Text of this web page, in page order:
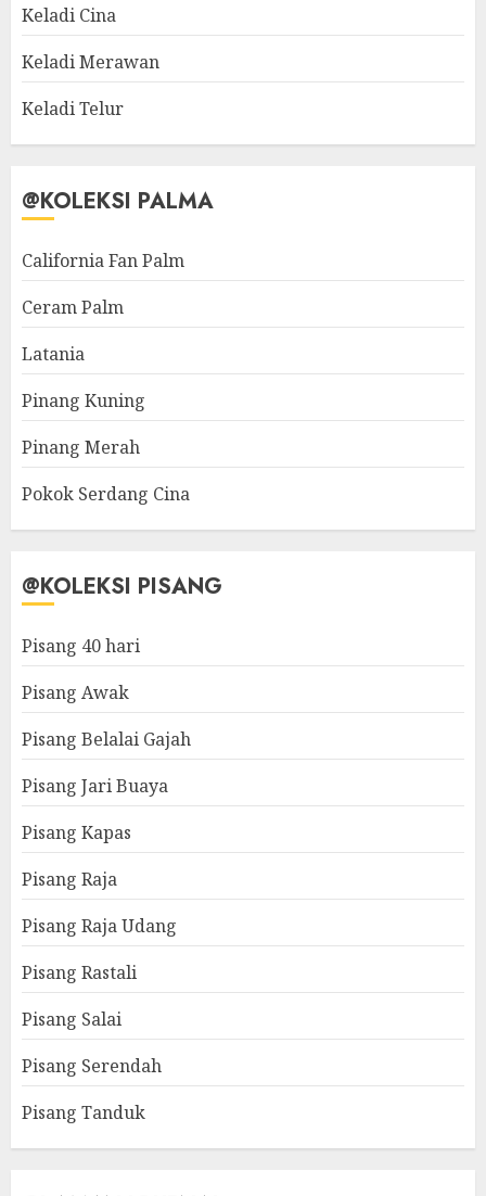
Keladi Cina
Keladi Merawan
Keladi Telur
@KOLEKSI PALMA
California Fan Palm
Ceram Palm
Latania
Pinang Kuning
Pinang Merah
Pokok Serdang Cina
@KOLEKSI PISANG
Pisang 40 hari
Pisang Awak
Pisang Belalai Gajah
Pisang Jari Buaya
Pisang Kapas
Pisang Raja
Pisang Raja Udang
Pisang Rastali
Pisang Salai
Pisang Serendah
Pisang Tanduk